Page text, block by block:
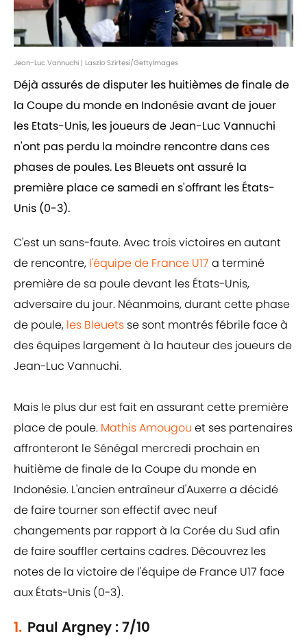
Jean-Luc Vannuchi | Laszlo Szirtesi/GettyImages
Déjà assurés de disputer les huitièmes de finale de
la Coupe du monde en Indonésie avant de jouer
les Etats-Unis, les joueurs de Jean-Luc Vannuchi
n'ont pas perdu la moindre rencontre dans ces
phases de poules. Les Bleuets ont assuré la
première place ce samedi en s'offrant les États-
Unis (0-3).
C'est un sans-faute. Avec trois victoires en autant
de rencontre, l'équipe de France U17 a terminé
première de sa poule devant les États-Unis,
adversaire du jour. Néanmoins, durant cette phase
de poule, les Bleuets se sont montrés fébrile face à
des équipes largement à la hauteur des joueurs de
Jean-Luc Vannuchi.
Mais le plus dur est fait en assurant cette première
place de poule. Mathis Amougou et ses partenaires
affronteront le Sénégal mercredi prochain en
huitième de finale de la Coupe du monde en
Indonésie. L'ancien entraîneur d'Auxerre a décidé
de faire tourner son effectif avec neuf
changements par rapport à la Corée du Sud afin
de faire souffler certains cadres. Découvrez les
notes de la victoire de l'équipe de France U17 face
aux États-Unis (0-3).
1. Paul Argney : 7/10